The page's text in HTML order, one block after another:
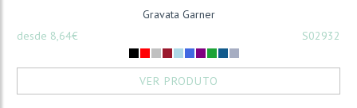
Gravata Garner
desde 8,64€
S02932
VER PRODUTO